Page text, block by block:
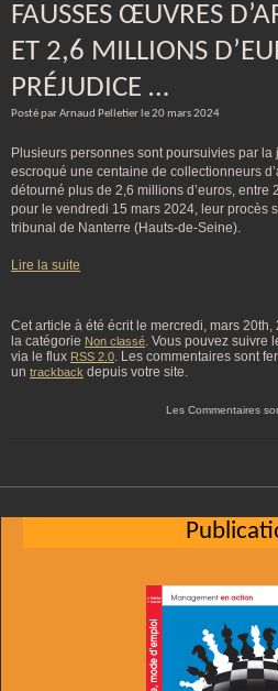
FAUSSES ŒUVRES
ET 2,6 MILLIONS
PRÉJUDICE …
Posté par Arnaud Pelletier le 20 mars 2024
Plusieurs personnes sont poursuivies par
escroqué une centaine de collectionneurs
détourné plus de 2,6 millions d’euros, entre
pour le vendredi 15 mars 2024, leur procès
tribunal de Nanterre (Hauts-de-Seine).
Lire la suite
Cet article à été écrit le mercredi, mars
la catégorie Non classé. Vous pouvez suivre
via le flux RSS 2.0. Les commentaires sont
un trackback depuis votre site.
Les Commentaires